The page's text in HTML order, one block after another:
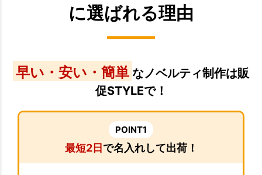
に選ばれる理由
早い・安い・簡単 なノベルティ制作は販
促STYLEで！
POINT1
最短2日 で名入れして出荷！